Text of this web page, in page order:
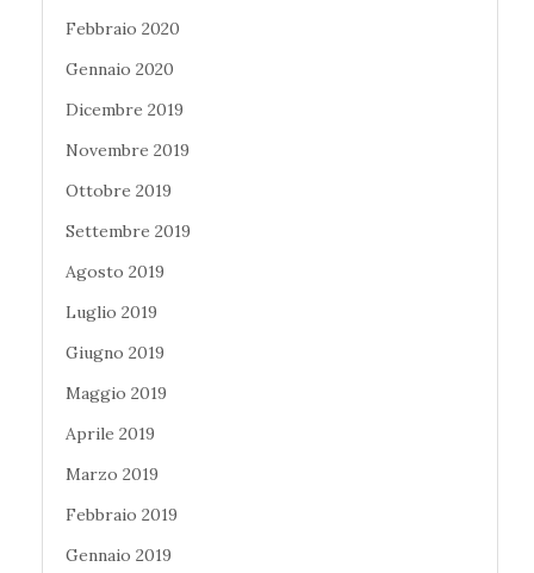
Febbraio 2020
Gennaio 2020
Dicembre 2019
Novembre 2019
Ottobre 2019
Settembre 2019
Agosto 2019
Luglio 2019
Giugno 2019
Maggio 2019
Aprile 2019
Marzo 2019
Febbraio 2019
Gennaio 2019